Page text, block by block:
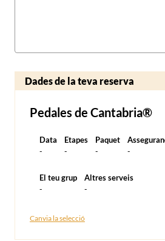
Dades de la teva reserva
Pedales de Cantabria®
Data
-
Etapes
-
Paquet
-
-
El teu grup
-
Altres serveis
-
Canvia la selecció